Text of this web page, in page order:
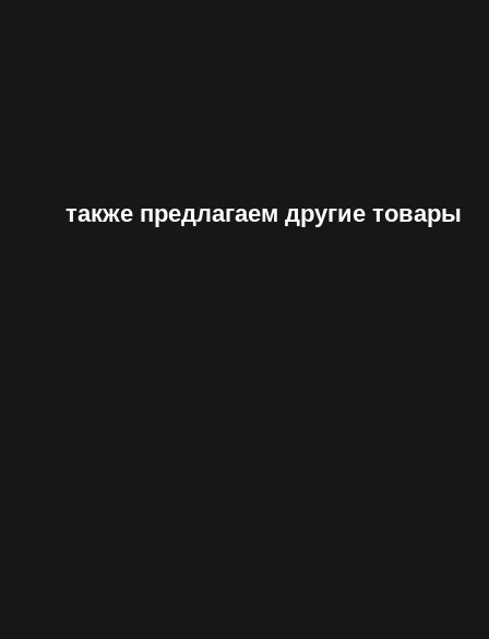
также предлагаем другие товары